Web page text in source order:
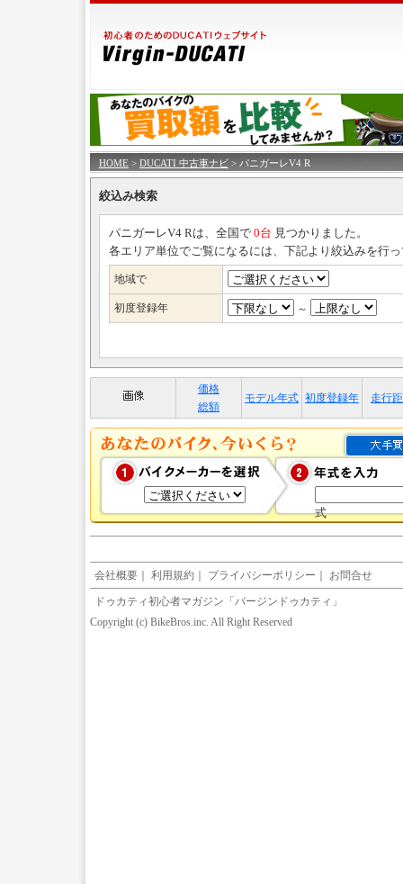
HOME > DUCATI 中古車ナビ > パニガーレV4 R
絞込み検索
パニガーレV4 Rは、全国で 0台 見つかりました。
各エリア単位でご覧になるには、下記より絞込みを行
地域で
初度登録年 ～
価格
総額
モデル年式 初度登録年 走行
式
会社概要 ｜ 利用規約 ｜ プライバシーポリシー ｜ お問合せ
ドゥカティ初心者マガジン「バージンドゥカティ」
Copyright (c) BikeBros.inc. All Right Reserved